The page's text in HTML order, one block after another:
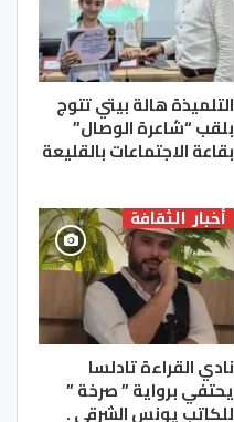
التلميذة هالة بيتي تتوج
بلقب “شاعرة الوصال”
بقاعة الاجتماعات بالقليعة
أخبار الثقافة
نادي القراءة تادلسا
يحتفي برواية ” صرخة ”
للكاتب يونس الشرقي .